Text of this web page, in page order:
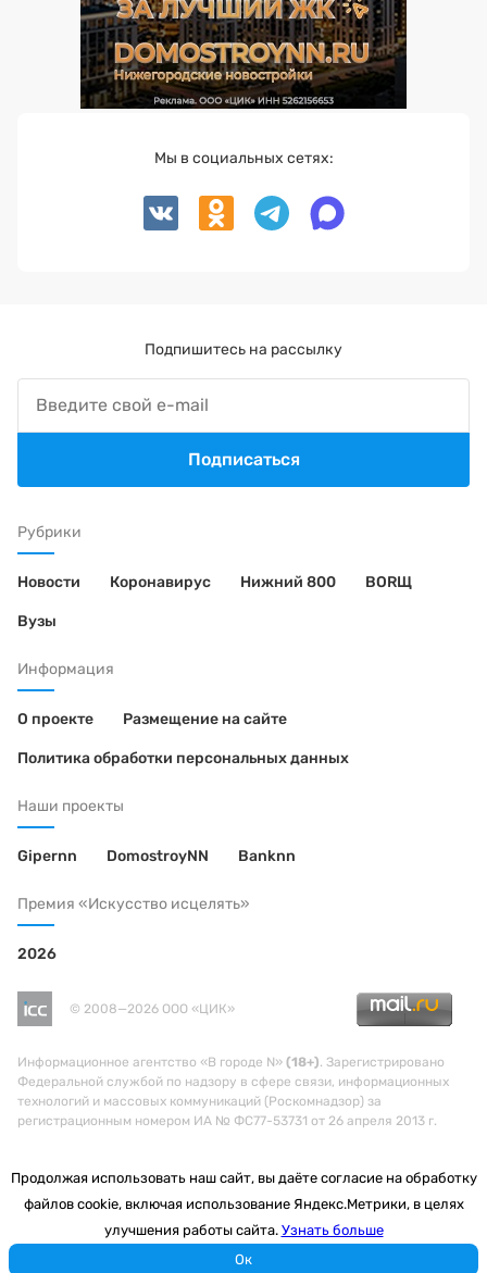
Рубрики
Новости Коронавирус Нижний 800 BORЩ
Вузы
Информация
О проекте Размещение на сайте
Политика обработки персональных данных
Наши проекты
Gipernn DomostroyNN Banknn
Премия «Искусство исцелять»
2026
© 2008—2026 ООО «ЦИК»
Информационное агентство «В городе N» (18+). Зарегистрировано
Федеральной службой по надзору в сфере связи, информационных
технологий и массовых коммуникаций (Роскомнадзор) за
регистрационным номером ИА № ФС77-53731 от 26 апреля 2013 г.
Мы в социальных сетях:
Подпишитесь на рассылку
Подписаться
Продолжая использовать наш сайт, вы даёте согласие на обработку
файлов cookie, включая использование Яндекс.Метрики, в целях
улучшения работы сайта. Узнать больше
Ок